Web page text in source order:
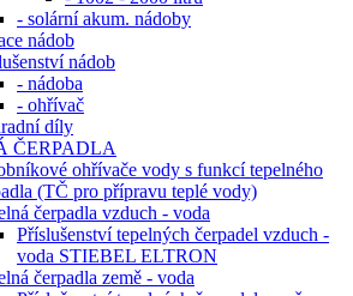
- solární akum. nádoby
nádob
nádob
- nádoba
- ohřívač
díly
ČERPADLA
ohřívače vody s funkcí tepelného
(TČ pro přípravu teplé vody)
čerpadla vzduch - voda
Příslušenství tepelných čerpadel vzduch -
voda STIEBEL ELTRON
čerpadla země - voda